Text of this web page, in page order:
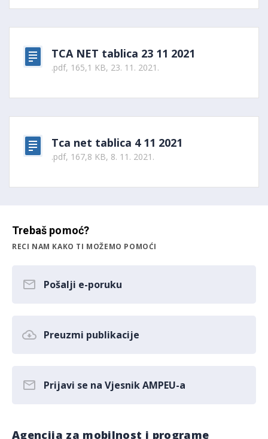
TCA NET tablica 23 11 2021
.pdf, 165,1 KB, 23. 11. 2021.
Tca net tablica 4 11 2021
.pdf, 167,8 KB, 8. 11. 2021.
Trebaš pomoć?
RECI NAM KAKO TI MOŽEMO POMOĆI
Pošalji e-poruku
Preuzmi publikacije
Prijavi se na Vjesnik AMPEU-a
Agencija za mobilnost i programe